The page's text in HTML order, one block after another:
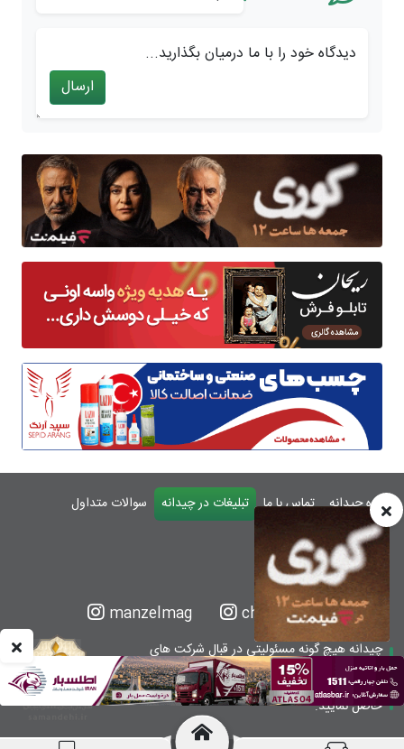
درباره چیدانه تماس با ما تبلیغات در چیدانه
سوالات متداول
ورود
chidaneh
manzelmag
چیدانه هیچ گونه مسئولیتی در قبال شرکت های
معرفی شده ندارد.
قبل از اقدام به خرید کالا یا خدمات اطمینان کافی را
حاصل نمایید.